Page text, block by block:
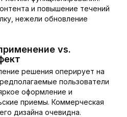
и повышение течений
нежели обновление
vs.
решения оперирует на
пользователи
оформление и
приемы. Коммерческая
дизайна очевидна.